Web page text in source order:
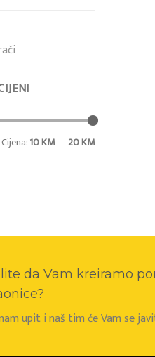
Cijena:10 KM—20 KM
da Vam kreiramo
upit i naš tim će Vam se